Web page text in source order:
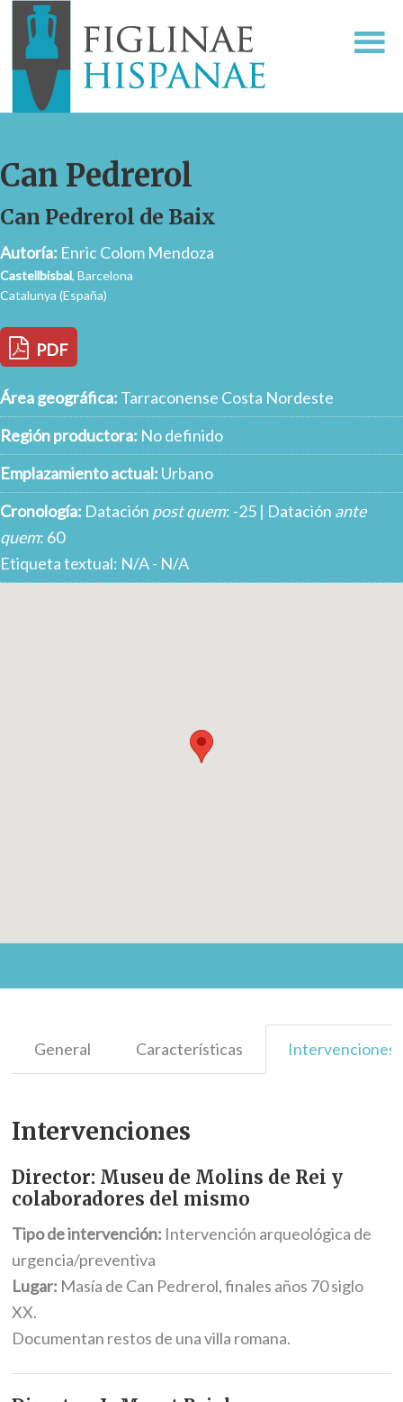
Can Pedrerol
Can Pedrerol de Baix
Autoría: Enric Colom Mendoza
Castellbisbal, Barcelona
Catalunya (España)
PDF
Área geográfica: Tarraconense Costa Nordeste
Región productora: No definido
Emplazamiento actual: Urbano
Cronología: Datación post quem: -25 | Datación ante
quem: 60
Etiqueta textual: N/A - N/A
General Características Intervenciones
Intervenciones
Director: Museu de Molins de Rei y
colaboradores del mismo
Tipo de intervención: Intervención arqueológica de
urgencia/preventiva
Lugar: Masía de Can Pedrerol, finales años 70 siglo
XX.
Documentan restos de una villa romana.